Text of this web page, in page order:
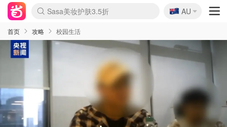
lululemon折扣上新
Sasa美妆护肤3.5折
SSENSE年中3折
FreshBeauty好价汇总
Cettire降价+叠9折
Farfetch折上8折
WWS Coles超市实拍
viagogo二手票捡漏
Myer清仓1折起
The Outnet奢牌1折起
David Jones 3折起
Flannels大牌1折
Perfumes Club护肤1折
AMIRO返校季6.2折
Oweek抽奖送Airpods
Amazon折扣汇总
eToro入金$200送$50
Amazon数码好物
ICONIC本周7.5折
ThedoubleF高奢地板价
Moose Knuckles 6折
丝芙兰5折起
EUFY官网3.7折起
Selenichast首饰2折
Trip机票酒店促销
YSL送5件彩妆礼
Amazon家居好物
BIGBANG巡演开票
David Jones时尚3折
Amazon美妆护肤
雅漾大喷$8
过敏原检测盒$33
伊索独家赠50ml沐浴露
科颜氏清仓3折
SEALIFE海洋馆门票6折
丝塔芙大白罐$16
订阅Newsletter送香薰
Cult Beauty 6.8折
Harrods圣诞日历2.3折
LN-CC奢牌私促3折
d'Alba空姐喷雾$16
EVE LOM套装逆天2折
Bernardelli独家4折
Adore Beauty 6折起
CT圣诞日历
Mytheresa奢品2.7折
Luxury Escapes 9折
Currentbody美容仪9折
卡诗9折+赠4件礼
MOON Garden Live
ALLSAINTS美衣3折
Roborock扫地机3.7折
Tingo Life水杯$24
Valentino官网5折
CR洗发护发6.3折
🇦🇺
AU
首页 攻略 校园生活